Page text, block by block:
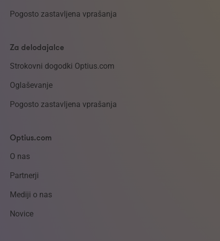
Pogosto zastavljena vprašanja
Za delodajalce
Strokovni dogodki Optius.com
Oglaševanje
Pogosto zastavljena vprašanja
Optius.com
O nas
Partnerji
Mediji o nas
Novice